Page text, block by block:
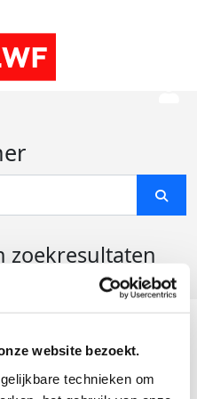
website bezoekt.
technieken om
zoekresultaten